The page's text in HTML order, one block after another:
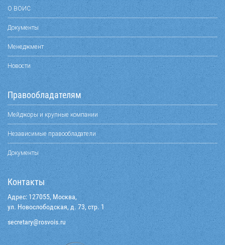
О ВОИС
Документы
Менеджмент
Новости
Правообладателям
Мейджоры и крупные компании
Независимые правообладатели
Документы
Контакты
Адрес: 127055, Москва,
ул. Новослободская, д. 73, стр. 1
ur.siovsor
@yraterces